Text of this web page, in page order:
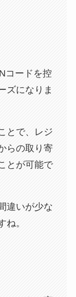
コードを控
ズになりま
とで、レジ
らの取り寄
とが可能で
違いが少な
ね。